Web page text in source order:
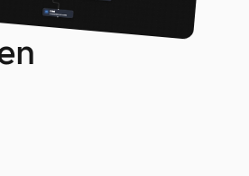
Zur Funktion